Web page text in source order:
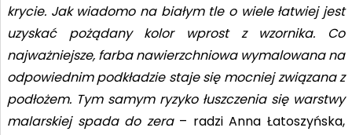
krycie. Jak wiadomo na białym tle o wiele łatwiej jest
uzyskać pożądany kolor wprost z wzornika. Co
najważniejsze, farba nawierzchniowa wymalowana na
odpowiednim podkładzie staje się mocniej związana z
podłożem. Tym samym ryzyko łuszczenia się warstwy
malarskiej spada do zera– radzi Anna Łatoszyńska,